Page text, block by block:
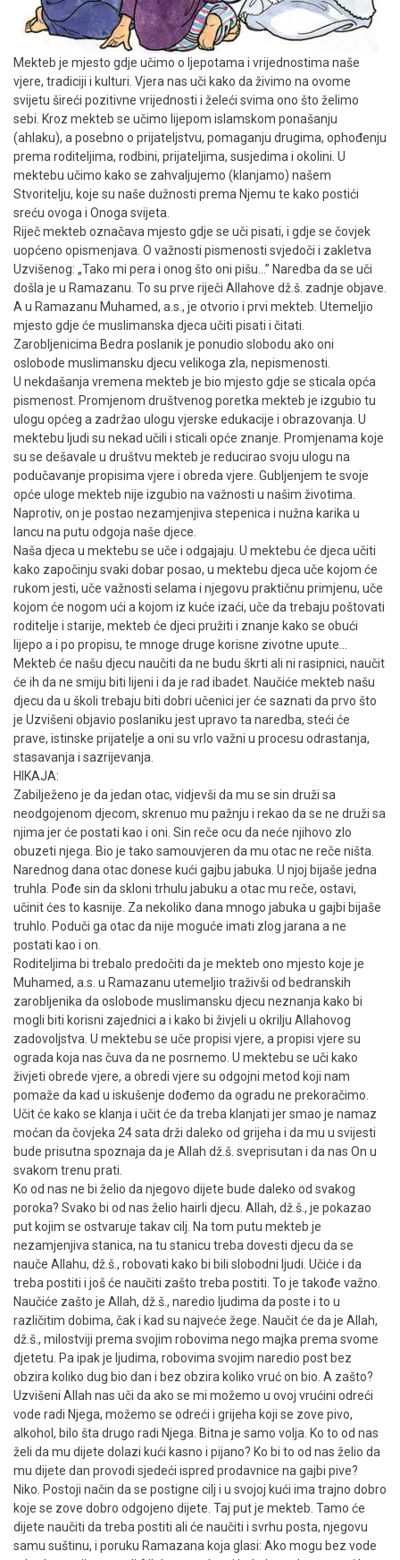
Mekteb je mjesto gdje učimo o ljepotama i vrijednostima naše
vjere, tradiciji i kulturi. Vjera nas uči kako da živimo na ovome
svijetu šireći pozitivne vrijednosti i želeći svima ono što želimo
sebi. Kroz mekteb se učimo lijepom islamskom ponašanju
(ahlaku), a posebno o prijateljstvu, pomaganju drugima, ophođenju
prema roditeljima, rodbini, prijateljima, susjedima i okolini. U
mektebu učimo kako se zahvaljujemo (klanjamo) našem
Stvoritelju, koje su naše dužnosti prema Njemu te kako postići
sreću ovoga i Onoga svijeta.
Riječ mekteb označava mjesto gdje se uči pisati, i gdje se čovjek
uopćeno opismenjava. O važnosti pismenosti svjedoči i zakletva
Uzvišenog: „Tako mi pera i onog što oni pišu…” Naredba da se uči
došla je u Ramazanu. To su prve riječi Allahove dž.š. zadnje objave.
A u Ramazanu Muhamed, a.s., je otvorio i prvi mekteb. Utemeljio
mjesto gdje će muslimanska djeca učiti pisati i čitati.
Zarobljenicima Bedra poslanik je ponudio slobodu ako oni
oslobode muslimansku djecu velikoga zla, nepismenosti.
U nekdašanja vremena mekteb je bio mjesto gdje se sticala opća
pismenost. Promjenom društvenog poretka mekteb je izgubio tu
ulogu općeg a zadržao ulogu vjerske edukacije i obrazovanja. U
mektebu ljudi su nekad učili i sticali opće znanje. Promjenama koje
su se dešavale u društvu mekteb je reducirao svoju ulogu na
podučavanje propisima vjere i obreda vjere. Gubljenjem te svoje
opće uloge mekteb nije izgubio na važnosti u našim životima.
Naprotiv, on je postao nezamjenjiva stepenica i nužna karika u
lancu na putu odgoja naše djece.
Naša djeca u mektebu se uče i odgajaju. U mektebu će djeca učiti
kako započinju svaki dobar posao, u mektebu djeca uče kojom će
rukom jesti, uče važnosti selama i njegovu praktičnu primjenu, uče
kojom će nogom ući a kojom iz kuće izaći, uče da trebaju poštovati
roditelje i starije, mekteb će djeci pružiti i znanje kako se obući
lijepo a i po propisu, te mnoge druge korisne zivotne upute…
Mekteb će našu djecu naučiti da ne budu škrti ali ni rasipnici, naučit
će ih da ne smiju biti lijeni i da je rad ibadet. Naučiće mekteb našu
djecu da u školi trebaju biti dobri učenici jer će saznati da prvo što
je Uzvišeni objavio poslaniku jest upravo ta naredba, steći će
prave, istinske prijatelje a oni su vrlo važni u procesu odrastanja,
stasavanja i sazrijevanja.
HIKAJA:
Zabilježeno je da jedan otac, vidjevši da mu se sin druži sa
neodgojenom djecom, skrenuo mu pažnju i rekao da se ne druži sa
njima jer će postati kao i oni. Sin reče ocu da neće njihovo zlo
obuzeti njega. Bio je tako samouvjeren da mu otac ne reče ništa.
Narednog dana otac donese kući gajbu jabuka. U njoj bijaše jedna
truhla. Pođe sin da skloni trhulu jabuku a otac mu reče, ostavi,
učinit ćes to kasnije. Za nekoliko dana mnogo jabuka u gajbi bijaše
truhlo. Poduči ga otac da nije moguće imati zlog jarana a ne
postati kao i on.
Roditeljima bi trebalo predočiti da je mekteb ono mjesto koje je
Muhamed, a.s. u Ramazanu utemeljio traživši od bedranskih
zarobljenika da oslobode muslimansku djecu neznanja kako bi
mogli biti korisni zajednici a i kako bi živjeli u okrilju Allahovog
zadovoljstva. U mektebu se uče propisi vjere, a propisi vjere su
ograda koja nas čuva da ne posrnemo. U mektebu se uči kako
živjeti obrede vjere, a obredi vjere su odgojni metod koji nam
pomaže da kad u iskušenje dođemo da ogradu ne prekoračimo.
Učit će kako se klanja i učit će da treba klanjati jer smao je namaz
moćan da čovjeka 24 sata drži daleko od grijeha i da mu u svijesti
bude prisutna spoznaja da je Allah dž.š. sveprisutan i da nas On u
svakom trenu prati.
Ko od nas ne bi želio da njegovo dijete bude daleko od svakog
poroka? Svako bi od nas želio hairli djecu. Allah, dž.š., je pokazao
put kojim se ostvaruje takav cilj. Na tom putu mekteb je
nezamjenjiva stanica, na tu stanicu treba dovesti djecu da se
nauče Allahu, dž.š., robovati kako bi bili slobodni ljudi. Učiće i da
treba postiti i još će naučiti zašto treba postiti. To je takođe važno.
Naučiće zašto je Allah, dž.š., naredio ljudima da poste i to u
različitim dobima, čak i kad su najveće žege. Naučit će da je Allah,
dž.š., milostviji prema svojim robovima nego majka prema svome
djetetu. Pa ipak je ljudima, robovima svojim naredio post bez
obzira koliko dug bio dan i bez obzira koliko vruć on bio. A zašto?
Uzvišeni Allah nas uči da ako se mi možemo u ovoj vrućini odreći
vode radi Njega, možemo se odreći i grijeha koji se zove pivo,
alkohol, bilo šta drugo radi Njega. Bitna je samo volja. Ko to od nas
želi da mu dijete dolazi kući kasno i pijano? Ko bi to od nas želio da
mu dijete dan provodi sjedeći ispred prodavnice na gajbi pive?
Niko. Postoji način da se postigne cilj i u svojoj kući ima trajno dobro
koje se zove dobro odgojeno dijete. Taj put je mekteb. Tamo će
dijete naučiti da treba postiti ali će naučiti i svrhu posta, njegovu
samu suštinu, i poruku Ramazana koja glasi: Ako mogu bez vode